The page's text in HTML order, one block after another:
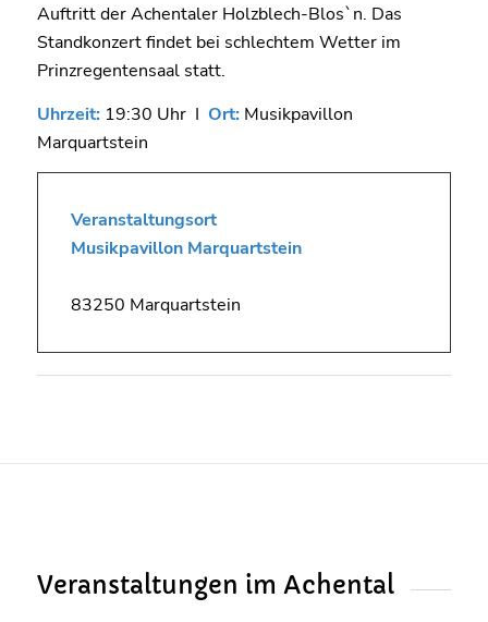
Auftritt der Achentaler Holzblech-Blos`n. Das
Standkonzert findet bei schlechtem Wetter im
Prinzregentensaal statt.
Uhrzeit: 19:30 Uhr I Ort: Musikpavillon
Marquartstein
Veranstaltungsort
Musikpavillon Marquartstein
83250 Marquartstein
Veranstaltungen im Achental